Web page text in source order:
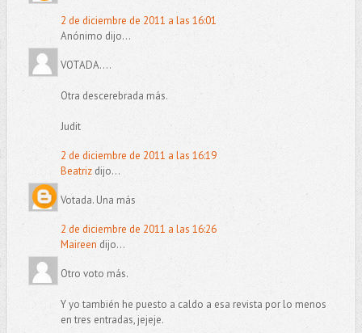
2 de diciembre de 2011 a las 16:01
Anónimo dijo...
VOTADA....
Otra descerebrada más.
Judit
2 de diciembre de 2011 a las 16:19
Beatrizdijo...
Votada. Una más
2 de diciembre de 2011 a las 16:26
Maireen dijo...
Otro voto más.
Y yo también he puesto a caldo a esa revista por lo menos
en tres entradas, jejeje.